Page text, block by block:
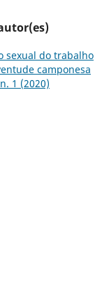
sexual do trabalho
camponesa
1 (2020)